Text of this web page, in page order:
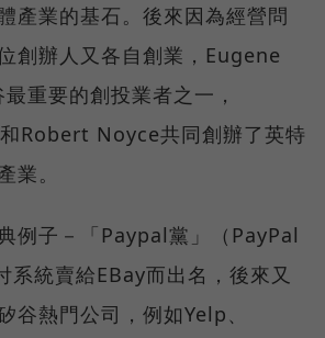
產業的基石。後來因為經營問
創辦人又各自創業，Eugene
重要的創投業者之一，
Robert Noyce共同創辦了英特
業。
例子－「Paypal黨」（PayPal
統賣給EBay而出名，後來又
谷熱門公司，例如Yelp、